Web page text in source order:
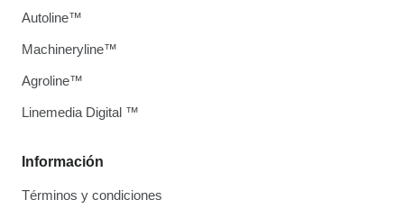
Información
Términos y condiciones
Autoline™
Machineryline™
Agroline™
Linemedia Digital ™